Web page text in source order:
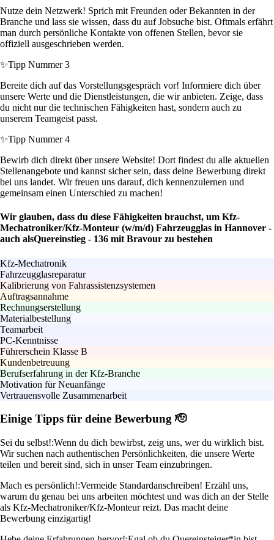
Nutze dein Netzwerk! Sprich mit Freunden oder Bekannten in der
Branche und lass sie wissen, dass du auf Jobsuche bist. Oftmals erfährt
man durch persönliche Kontakte von offenen Stellen, bevor sie
offiziell ausgeschrieben werden.
✨Tipp Nummer 3
Bereite dich auf das Vorstellungsgespräch vor! Informiere dich über
unsere Werte und die Dienstleistungen, die wir anbieten. Zeige, dass
du nicht nur die technischen Fähigkeiten hast, sondern auch zu
unserem Teamgeist passt.
✨Tipp Nummer 4
Bewirb dich direkt über unsere Website! Dort findest du alle aktuellen
Stellenangebote und kannst sicher sein, dass deine Bewerbung direkt
bei uns landet. Wir freuen uns darauf, dich kennenzulernen und
gemeinsam einen Unterschied zu machen!
Wir glauben, dass du diese Fähigkeiten brauchst, um Kfz-
Mechatroniker/Kfz-Monteur (w/m/d) Fahrzeugglas in Hannover -
auch alsQuereinstieg - 136 mit Bravour zu bestehen
Kfz-Mechatronik
Fahrzeugglasreparatur
Kalibrierung von Fahrassistenzsystemen
Auftragsannahme
Rechnungserstellung
Materialbestellung
Teamarbeit
PC-Kenntnisse
Führerschein Klasse B
Kundenbetreuung
Berufserfahrung in der Kfz-Branche
Motivation für Neuanfänge
Vertrauensvolle Zusammenarbeit
Einige Tipps für deine Bewerbung 🫡
Sei du selbst!:Wenn du dich bewirbst, zeig uns, wer du wirklich bist.
Wir suchen nach authentischen Persönlichkeiten, die unsere Werte
teilen und bereit sind, sich in unser Team einzubringen.
Mach es persönlich!:Vermeide Standardanschreiben! Erzähl uns,
warum du genau bei uns arbeiten möchtest und was dich an der Stelle
als Kfz-Mechatroniker/Kfz-Monteur reizt. Das macht deine
Bewerbung einzigartig!